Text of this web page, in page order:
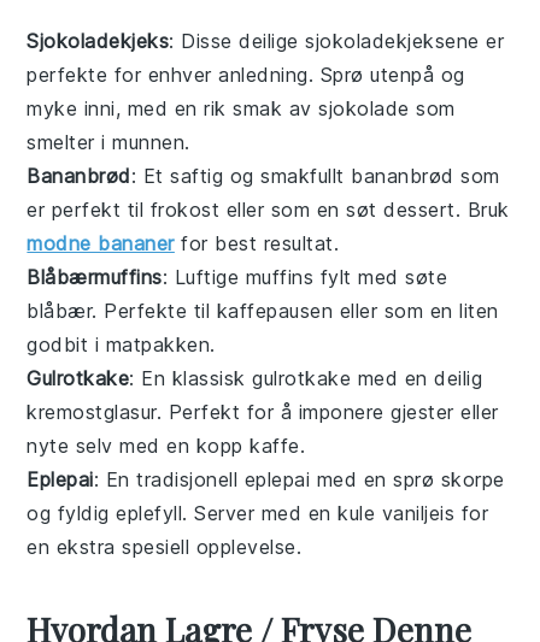
Sjokoladekjeks: Disse deilige sjokoladekjeksene er
perfekte for enhver anledning. Sprø utenpå og
myke inni, med en rik smak avsjokolade som
smelter i munnen.
Bananbrød: Et saftig og smakfullt bananbrød som
er perfekt til frokost eller som en søtdessert. Bruk
modne bananerfor best resultat.
Blåbærmuffins: Luftige muffins fylt med søte
blåbær. Perfekte til kaffepausen eller som en liten
godbit i matpakken.
Gulrotkake: En klassisk gulrotkake med en deilig
kremostglasur. Perfekt for å imponere gjester eller
nyte selv med en koppkaffe.
Eplepai: En tradisjonell eplepai med en sprø skorpe
og fyldig eplefyll. Server med en kule vaniljeis for
en ekstra spesiell opplevelse.
Hvordan Lagre / Fryse Denne